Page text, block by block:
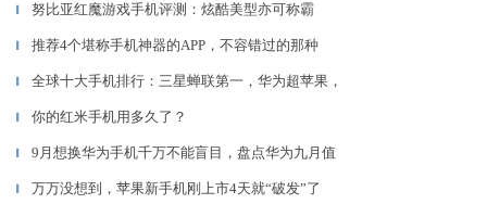
▎ 努比亚红魔游戏手机评测：炫酷美型亦可称霸
▎ 推荐4个堪称手机神器的APP，不容错过的那种
▎ 全球十大手机排行：三星蝉联第一，华为超苹果，
▎ 你的红米手机用多久了？
▎ 9月想换华为手机千万不能盲目，盘点华为九月值
▎ 万万没想到，苹果新手机刚上市4天就“破发”了